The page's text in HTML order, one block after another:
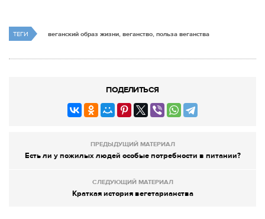
ТЕГИ веганский образ жизни, веганство, польза веганства
ПОДЕЛИТЬСЯ
ПРЕДЫДУЩИЙ МАТЕРИАЛ
Есть ли у пожилых людей особые потребности в питании?
СЛЕДУЮЩИЙ МАТЕРИАЛ
Краткая история вегетарианства